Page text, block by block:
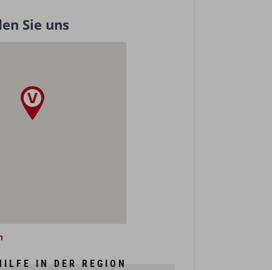
Sie uns
IN DER REGION